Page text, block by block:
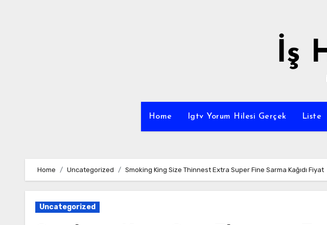
İş
Home Igtv Yorum Hilesi Gerçek Liste
Home Uncategorized Smoking King Size Thinnest Extra Super Fine Sarma Kağıdı Fiyat
Uncategorized